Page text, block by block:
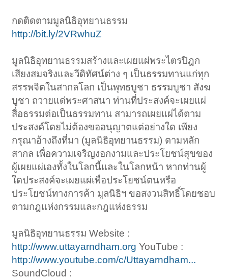
กดติดตามมูลนิธิอุทยานธรรม
http://bit.ly/2VRwhuZ
มูลนิธิอุทยานธรรมสร้างและเผยแผ่พระไตรปิฎก
เสียงสมจริงและวีดิทัศน์ต่าง ๆ เป็นธรรมทานแก่ทุก
สรรพจิตในสากลโลก เป็นพุทธบูชา ธรรมบูชา สังฆ
บูชา ถวายแด่พระศาสนา ท่านที่ประสงค์จะเผยแผ่
สื่อธรรมต่อเป็นธรรมทาน สามารถเผยแผ่ได้ตาม
ประสงค์โดยไม่ต้องขออนุญาตแต่อย่างใด เพียง
กรุณาอ้างถึงที่มา (มูลนิธิอุทยานธรรม) ตามหลัก
สากล เพื่อความเจริญงอกงามและประโยชน์สุขของ
ผู้เผยแผ่เองทั้งในโลกนี้และในโลกหน้า หากท่านผู้
ใดประสงค์จะเผยแผ่เพื่อประโยชน์ตนหรือ
ประโยชน์ทางการค้า มูลนิธิฯ ขอสงวนสิทธิ์โดยชอบ
ตามกฎแห่งกรรมและกฎแห่งธรรม
มูลนิธิอุทยานธรรม Website :
http://www.uttayarndham.org YouTube :
http://www.youtube.com/c/Uttayarndham...
SoundCloud :